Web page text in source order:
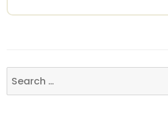
Search
for: